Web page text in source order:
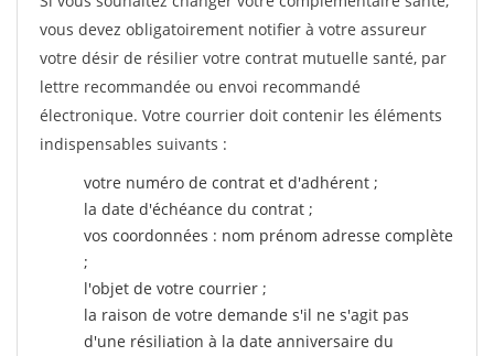
vous devez obligatoirement notifier à votre assureur
votre désir de résilier votre contrat mutuelle santé, par
lettre recommandée ou envoi recommandé
électronique. Votre courrier doit contenir les éléments
indispensables suivants :
votre numéro de contrat et d'adhérent ;
la date d'échéance du contrat ;
vos coordonnées : nom prénom adresse complète
;
l'objet de votre courrier ;
la raison de votre demande s'il ne s'agit pas
d'une résiliation à la date anniversaire du